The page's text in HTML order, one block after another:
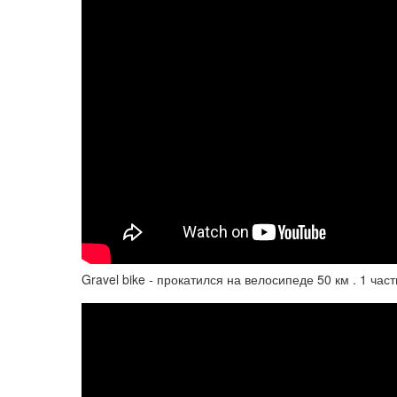
Gravel bike - прокатился на велосипеде 50 км . 1